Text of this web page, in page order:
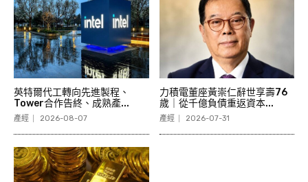
英特爾代工轉向先進製程、
Tower合作告終、成熟產...
產經 2026-08-07
力積電董座黃崇仁辭世享壽76
歲｜從千億負債重返資本...
產經 2026-07-31